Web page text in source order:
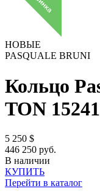
НОВЫЕ
PASQUALE BRUNI
Кольцо
TON
5 250 $
446 250 руб.
В наличии
КУПИТЬ
Перейти в каталог